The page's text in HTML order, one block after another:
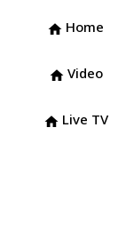
home Home
home Video
home Live TV